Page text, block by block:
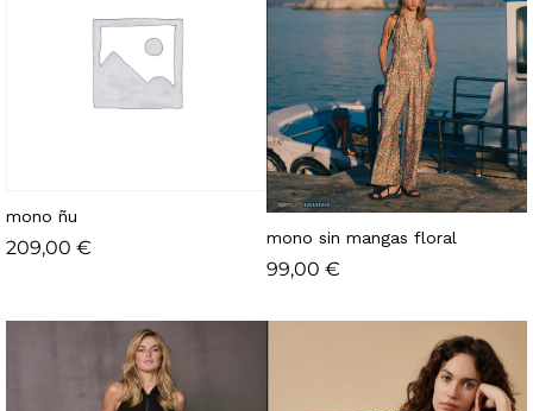
mono ñu
209,00 € mono sin mangas floral
99,00 €